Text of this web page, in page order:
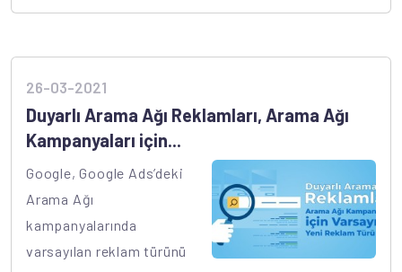
26-03-2021
Duyarlı Arama Ağı Reklamları, Arama Ağı
Kampanyaları için...
Google, Google Ads’deki
Arama Ağı
kampanyalarında
varsayılan reklam türünü